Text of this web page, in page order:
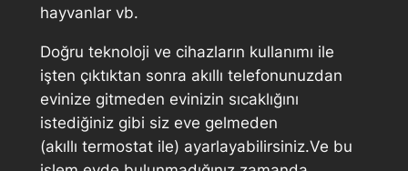
hayvanlar vb.
Doğru teknoloji ve cihazların kullanımı ile
işten çıktıktan sonra akıllı telefonunuzdan
evinize gitmeden evinizin sıcaklığını
istediğiniz gibi siz eve gelmeden
(akıllı termostat ile) ayarlayabilirsiniz.Ve bu